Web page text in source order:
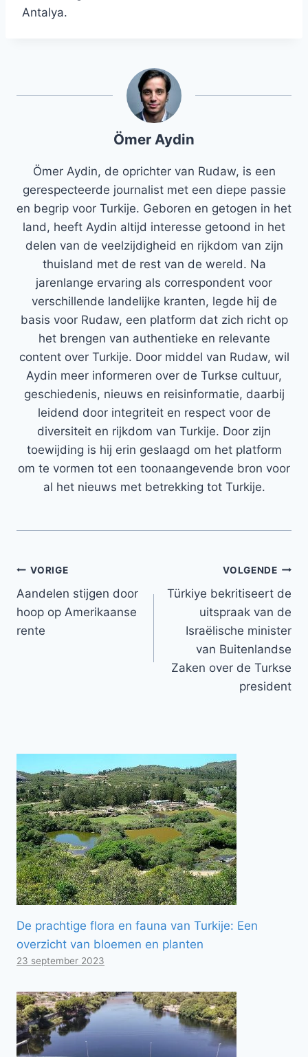
Antalya.
Ömer Aydin
Ömer Aydin, de oprichter van Rudaw, is een
gerespecteerde journalist met een diepe passie
en begrip voor Turkije. Geboren en getogen in het
land, heeft Aydin altijd interesse getoond in het
delen van de veelzijdigheid en rijkdom van zijn
thuisland met de rest van de wereld. Na
jarenlange ervaring als correspondent voor
verschillende landelijke kranten, legde hij de
basis voor Rudaw, een platform dat zich richt op
het brengen van authentieke en relevante
content over Turkije. Door middel van Rudaw, wil
Aydin meer informeren over de Turkse cultuur,
geschiedenis, nieuws en reisinformatie, daarbij
leidend door integriteit en respect voor de
diversiteit en rijkdom van Turkije. Door zijn
toewijding is hij erin geslaagd om het platform
om te vormen tot een toonaangevende bron voor
al het nieuws met betrekking tot Turkije.
Bericht
navigatie
VORIGE
Aandelen stijgen door
hoop op Amerikaanse
rente
VOLGENDE
Türkiye bekritiseert de
uitspraak van de
Israëlische minister
van Buitenlandse
Zaken over de Turkse
president
De prachtige flora en fauna van Turkije: Een
overzicht van bloemen en planten
23 september 2023